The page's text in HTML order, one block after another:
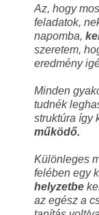
Az, hogy
feladatok,
napomba,
szeretem,
eredmény
Minden
tudnék
struktúra így
működő.
Különleges
felében egy
helyzetbe
az egész a